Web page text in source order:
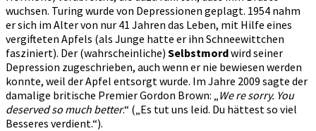
wuchsen. Turing wurde von Depressionen geplagt. 1954 nahm
er sich im Alter von nur 41 Jahren das Leben, mit Hilfe eines
vergifteten Apfels (als Junge hatte er ihn Schneewittchen
fasziniert). Der (wahrscheinliche) Selbstmordwird seiner
Depression zugeschrieben, auch wenn er nie bewiesen werden
konnte, weil der Apfel entsorgt wurde. Im Jahre 2009 sagte der
damalige britische Premier Gordon Brown: „ We re sorry. You
deserved so much better.“ („Es tut uns leid. Du hättest so viel
Besseres verdient.“).